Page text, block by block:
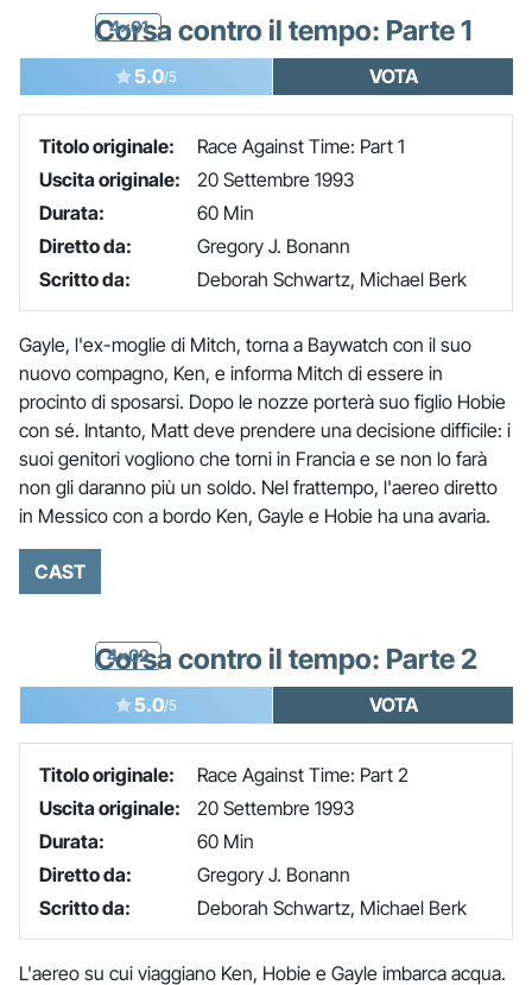
4x01
Corsa contro il tempo: Parte 1
5.0/5 VOTA
Titolo originale:
Race Against Time: Part 1
Uscita originale:
20 Settembre 1993
Durata:
60 Min
Diretto da:
Gregory J. Bonann
Scritto da:
Deborah Schwartz, Michael Berk
Gayle, l'ex-moglie di Mitch, torna a Baywatch con il suo
nuovo compagno, Ken, e informa Mitch di essere in
procinto di sposarsi. Dopo le nozze porterà suo figlio Hobie
con sé. Intanto, Matt deve prendere una decisione difficile: i
suoi genitori vogliono che torni in Francia e se non lo farà
non gli daranno più un soldo. Nel frattempo, l'aereo diretto
in Messico con a bordo Ken, Gayle e Hobie ha una avaria.
CAST
4x02
Corsa contro il tempo: Parte 2
5.0/5 VOTA
Titolo originale:
Race Against Time: Part 2
Uscita originale:
20 Settembre 1993
Durata:
60 Min
Diretto da:
Gregory J. Bonann
Scritto da:
Deborah Schwartz, Michael Berk
L'aereo su cui viaggiano Ken, Hobie e Gayle imbarca acqua.